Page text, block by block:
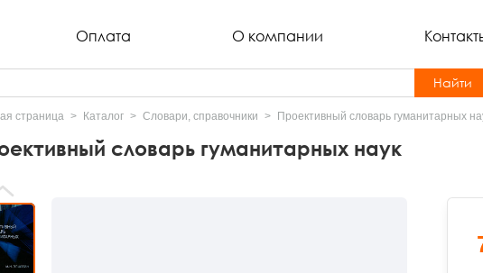
Оплата О компании
Найти
страница Каталог Словари, справочники Проективный словарь гуманитарных
словарь гуманитарных наук